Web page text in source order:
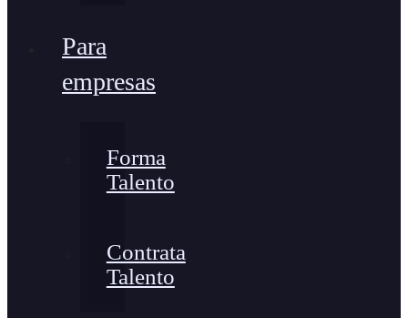
Para
empresas
Forma
Talento
Contrata
Talento